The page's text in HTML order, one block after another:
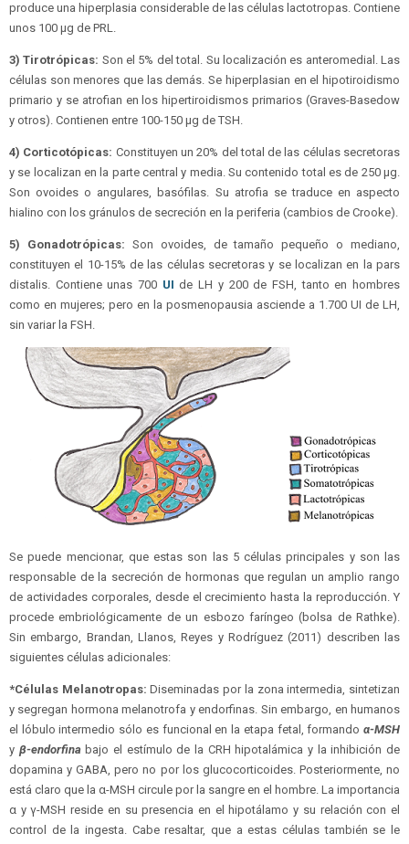
produce una hiperplasia considerable de las células lactotropas. Contiene
unos 100 μg de PRL.
3) Tirotrópicas: Son el 5% del total. Su localización es anteromedial. Las
células son menores que las demás. Se hiperplasian en el hipotiroidismo
primario y se atrofian en los hipertiroidismos primarios (Graves-Basedow
y otros). Contienen entre 100-150 μg de TSH.
4) Corticotópicas: Constituyen un 20% del total de las células secretoras
y se localizan en la parte central y media. Su contenido total es de 250 μg.
Son ovoides o angulares, basófilas. Su atrofia se traduce en aspecto
hialino con los gránulos de secreción en la periferia (cambios de Crooke).
5) Gonadotrópicas: Son ovoides, de tamaño pequeño o mediano,
constituyen el 10-15% de las células secretoras y se localizan en la pars
distalis. Contiene unas 700 UI de LH y 200 de FSH, tanto en hombres
como en mujeres; pero en la posmenopausia asciende a 1.700 UI de LH,
sin variar la FSH.
Se puede mencionar, que estas son las 5 células principales y son las
responsable de la secreción de hormonas que regulan un amplio rango
de actividades corporales, desde el crecimiento hasta la reproducción. Y
procede embriológicamente de un esbozo faríngeo (bolsa de Rathke).
Sin embargo, Brandan, Llanos, Reyes y Rodríguez (2011) describen las
siguientes células adicionales:
*Células Melanotropas: Diseminadas por la zona intermedia, sintetizan
y segregan hormona melanotrofa y endorfinas. Sin embargo, en humanos
el lóbulo intermedio sólo es funcional en la etapa fetal, formando α-MSH
y β-endorfinabajo el estímulo de la CRH hipotalámica y la inhibición de
dopamina y GABA, pero no por los glucocorticoides. Posteriormente, no
está claro que la α-MSH circule por la sangre en el hombre. La importancia
α y γ-MSH reside en su presencia en el hipotálamo y su relación con el
control de la ingesta. Cabe resaltar, que a estas células también se le